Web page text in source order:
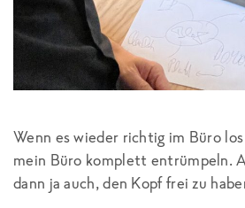
Wenn es wieder richtig im Büro
mein Büro komplett entrümpeln.
dann ja auch, den Kopf frei zu